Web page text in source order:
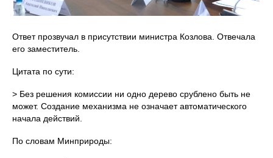
Ответ прозвучал в присутствии министра Козлова. Отвечала
его заместитель.
Цитата по сути:
> Без решения комиссии ни одно дерево срублено быть не
может. Создание механизма не означает автоматического
начала действий.
По словам Минприроды: